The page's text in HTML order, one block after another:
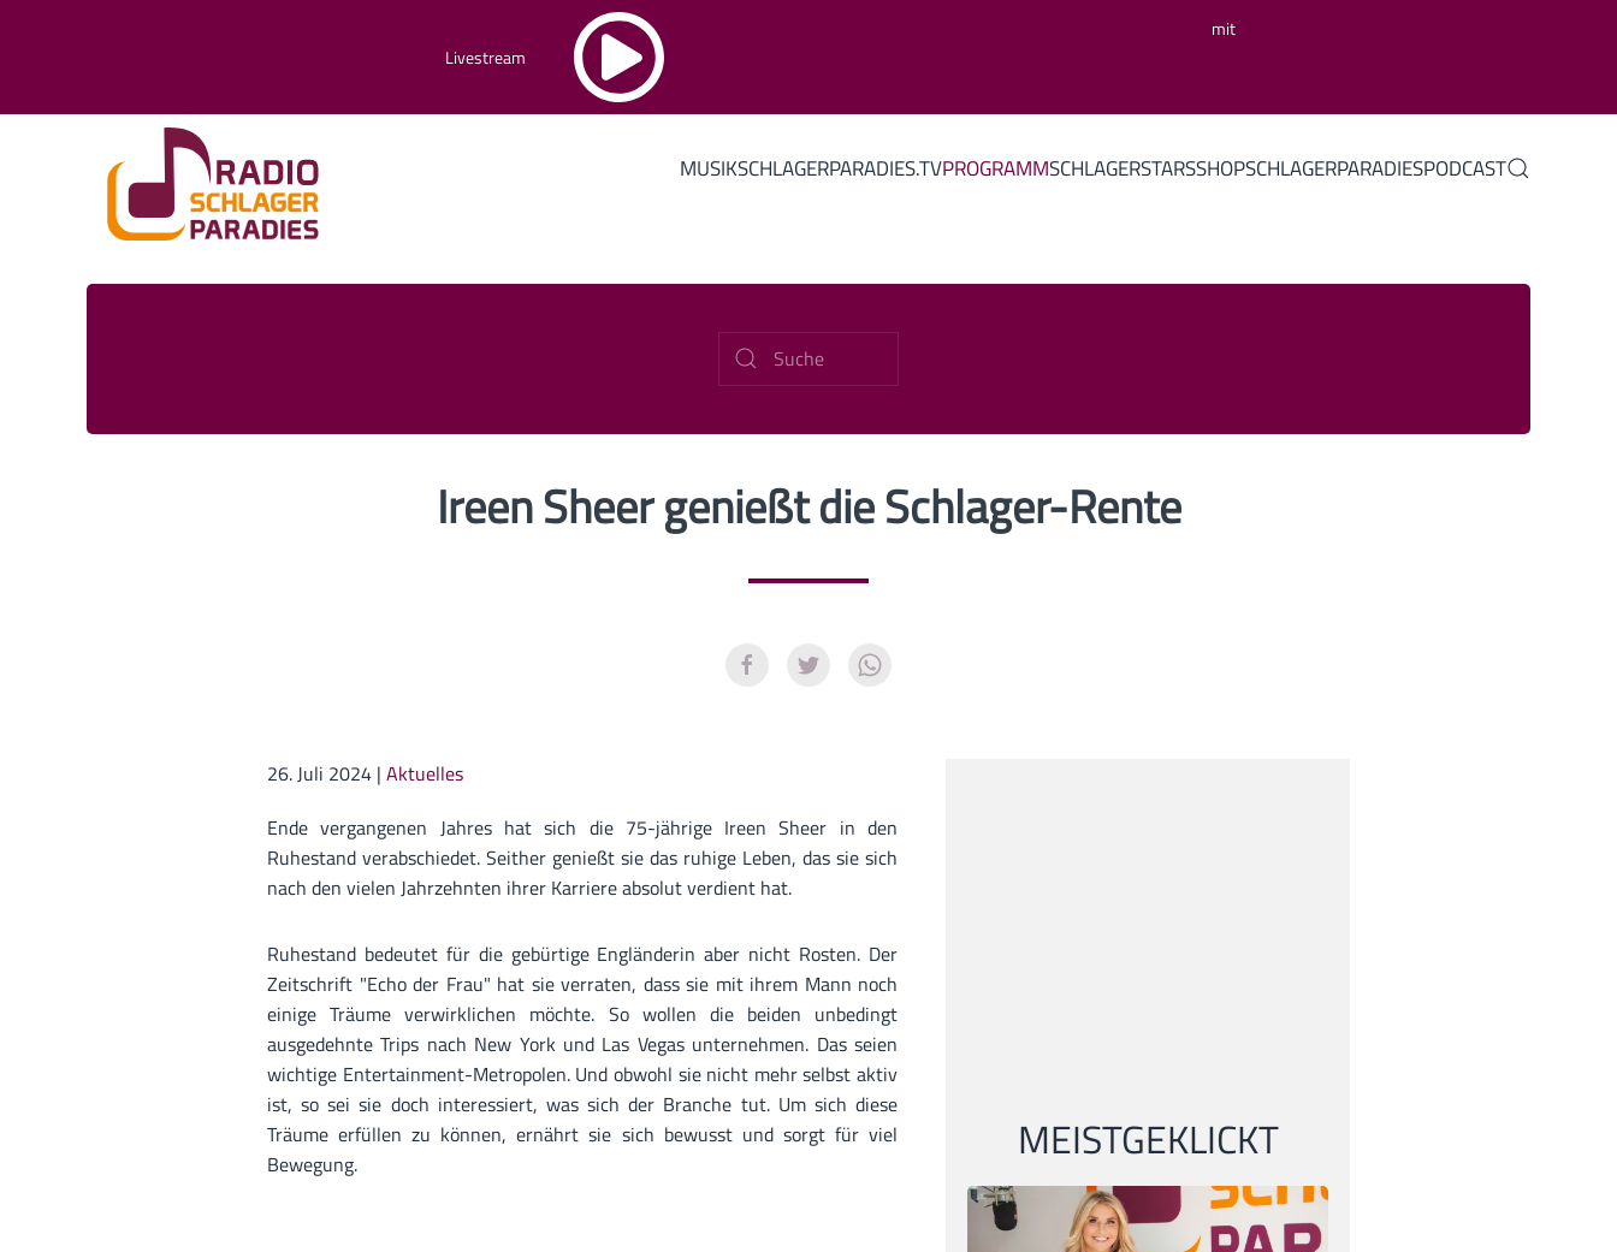
Livestream
mit
MUSIKSCHLAGERPARADIES.TVPROGRAMMSCHLAGERSTARSSHOPSCHLAGERPARADIESPODCAST
Ireen Sheer genießt die Schlager-Rente
26. Juli 2024 | Aktuelles
Ende vergangenen Jahres hat sich die 75-jährige Ireen Sheer in den
Ruhestand verabschiedet. Seither genießt sie das ruhige Leben, das sie sich
nach den vielen Jahrzehnten ihrer Karriere absolut verdient hat.
Ruhestand bedeutet für die gebürtige Engländerin aber nicht Rosten. Der
Zeitschrift "Echo der Frau" hat sie verraten, dass sie mit ihrem Mann noch
einige Träume verwirklichen möchte. So wollen die beiden unbedingt
ausgedehnte Trips nach New York und Las Vegas unternehmen. Das seien
wichtige Entertainment-Metropolen. Und obwohl sie nicht mehr selbst aktiv
ist, so sei sie doch interessiert, was sich der Branche tut. Um sich diese
Träume erfüllen zu können, ernährt sie sich bewusst und sorgt für viel
Bewegung.
MEISTGEKLICKT